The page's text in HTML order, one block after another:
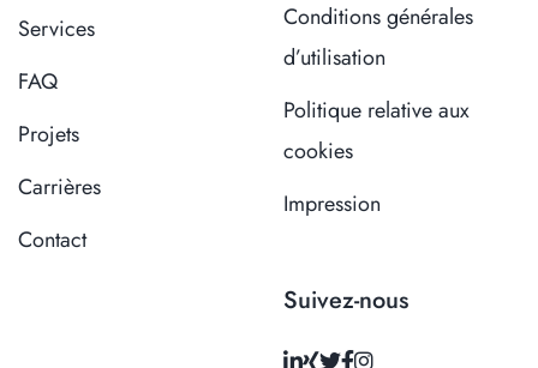
Services
FAQ
Projets
Carrières
Contact
Conditions générales
d’utilisation
Politique relative aux
cookies
Impression
Suivez-nous